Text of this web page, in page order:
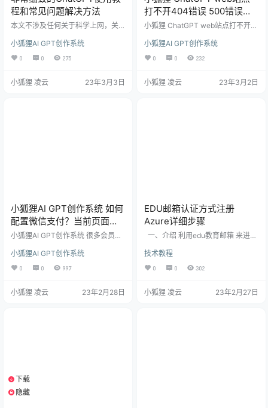
程和常见问题解决方法
本文不涉及任何关于科学上网，关
子！ 切换好美、日、韩、新加坡或
欧洲除意大利的任意地区。 首先，
如果你是一个小白，建议先装一个
有道词典，接下来的操作会更加的
小狐狸AI GPT创作系统
0 0 275
小狐狸 凌云 23年3月3日
打不开404错误 500错误解
决方法和小程序审核问题
小狐狸 ChatGPT web站点打不开4
审核问题 站点打不开，出现404错
误，对照如下检查处理： 查看站点
后台web站点开关是否打开： web
点参数是否配置，配置是否正确，
小狐狸AI GPT创作系统
0 0 232
小狐狸 凌云 23年3月2日
小狐狸AI GPT创作系统 如何
配置微信支付？当前页面的
URL未注册:https…处理办法
小狐狸AI GPT创作系统 很多会员使
是不太会配置微信支付，或者参数
填写完前端出现“当前页面的URL未
注册:https…”问题如下，具体可对照
点后台->系统配置->支付配置，填
小狐狸AI GPT创作系统
0 0 997
小狐狸 凌云 23年2月28日
EDU邮箱认证方式注册
Azure详细步骤
一、介绍 利用edu教育邮箱 来进行
注册地址：https://portal.azure.co
m/ 2、你的edu邮箱 3、一个干净的
手机号（最好是自用的没撸过az
不要挂代理） 三、具体步骤 1、使
技术教程
0 0 302
小狐狸 凌云 23年2月27日
下载
隐藏